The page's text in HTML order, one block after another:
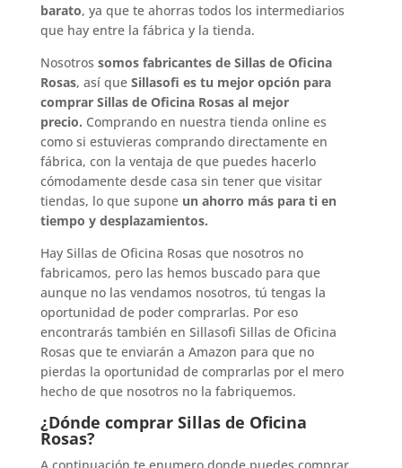
barato, ya que te ahorras todos los intermediarios
que hay entre la fábrica y la tienda.
Nosotros somos fabricantes de Sillas de Oficina
Rosas, así que Sillasofi es tu mejor opción para
comprar Sillas de Oficina Rosas al mejor
precio. Comprando en nuestra tienda online es
como si estuvieras comprando directamente en
fábrica, con la ventaja de que puedes hacerlo
cómodamente desde casa sin tener que visitar
tiendas, lo que supone un ahorro más para ti en
tiempo y desplazamientos.
Hay Sillas de Oficina Rosas que nosotros no
fabricamos, pero las hemos buscado para que
aunque no las vendamos nosotros, tú tengas la
oportunidad de poder comprarlas. Por eso
encontrarás también en Sillasofi Sillas de Oficina
Rosas que te enviarán a Amazon para que no
pierdas la oportunidad de comprarlas por el mero
hecho de que nosotros no la fabriquemos.
¿Dónde comprar Sillas de Oficina
Rosas?